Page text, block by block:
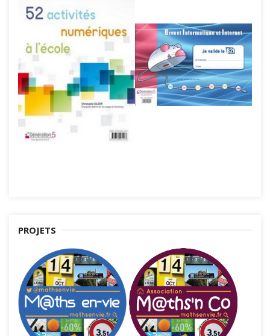
PROJETS